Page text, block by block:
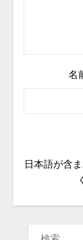
名
日本語が含